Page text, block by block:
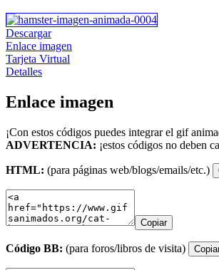
Descargar
Enlace imagen
Tarjeta Virtual
Detalles
Enlace imagen
¡Con estos códigos puedes integrar el gif
ADVERTENCIA: ¡estos códigos no deben
HTML: (para páginas web/blogs/emails/etc.)
Copiar
Código BB: (para foros/libros de visita)